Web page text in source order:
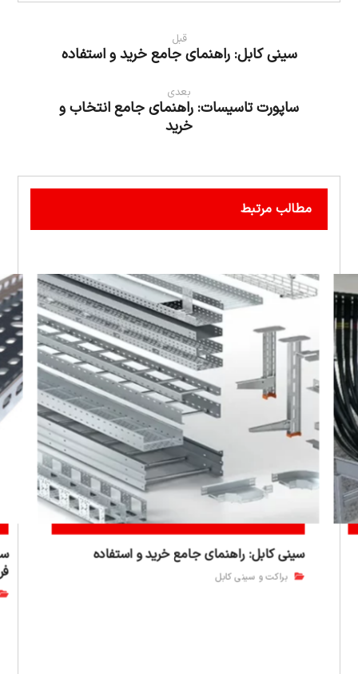
قبل
سینی کابل: راهنمای جامع خرید و استفاده
بعدی
ساپورت تاسیسات: راهنمای جامع انتخاب و
خرید
مطالب مرتبط
سینی کابل: راهنمای جامع خرید و استفاده
براکت و سینی کابل